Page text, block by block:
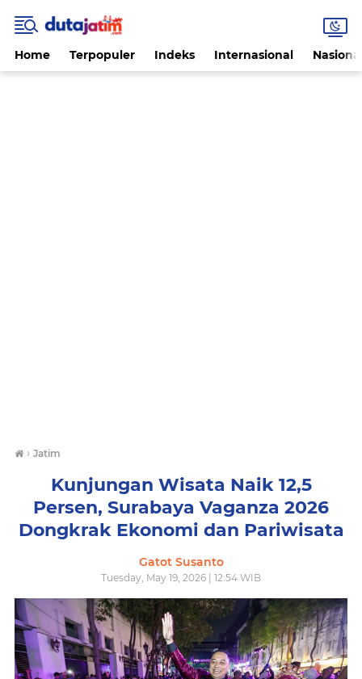
Home Terpopuler Indeks Internasional
› Jatim
Kunjungan Wisata Naik 12,5
Persen, Surabaya Vaganza 2026
Dongkrak Ekonomi dan Pariwisata
Gatot Susanto
Tuesday, May 19, 2026 | 12:54 WIB